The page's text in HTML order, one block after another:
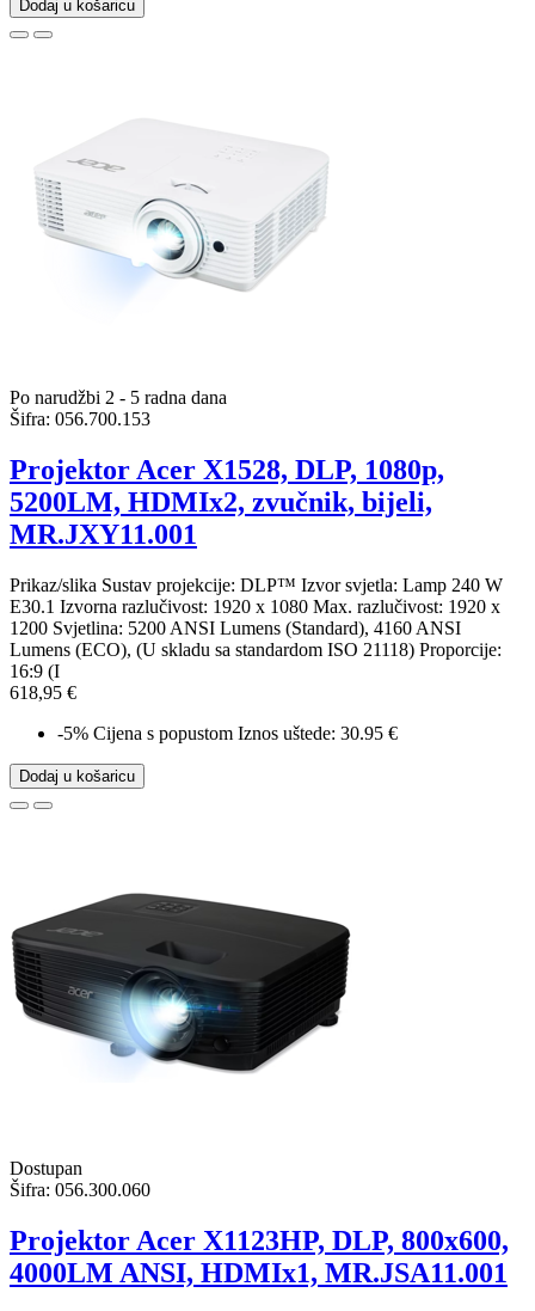
Dodaj u košaricu
Po narudžbi 2 - 5 radna dana
Šifra: 056.700.153
Projektor Acer X1528, DLP, 1080p,
5200LM, HDMIx2, zvučnik, bijeli,
MR.JXY11.001
Prikaz/slika Sustav projekcije: DLP™ Izvor svjetla: Lamp 240 W
E30.1 Izvorna razlučivost: 1920 x 1080 Max. razlučivost: 1920 x
1200 Svjetlina: 5200 ANSI Lumens (Standard), 4160 ANSI
Lumens (ECO), (U skladu sa standardom ISO 21118) Proporcije:
16:9 (I
618,95 €
-5% Cijena s popustom Iznos uštede: 30.95 €
Dodaj u košaricu
Dostupan
Šifra: 056.300.060
Projektor Acer X1123HP, DLP, 800x600,
4000LM ANSI, HDMIx1, MR.JSA11.001